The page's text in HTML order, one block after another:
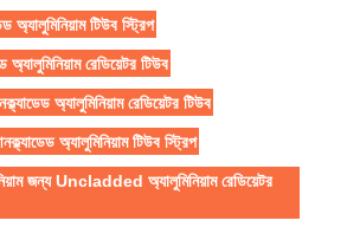
অ্যালুমিনিয়াম টিউব স্ট্রিপ
অ্যালুমিনিয়াম রেডিয়েটর টিউব
অ্যালুমিনিয়াম রেডিয়েটর টিউব
অ্যালুমিনিয়াম টিউব স্ট্রিপ
জন্য Uncladded অ্যালুমিনিয়াম রেডিয়েটর